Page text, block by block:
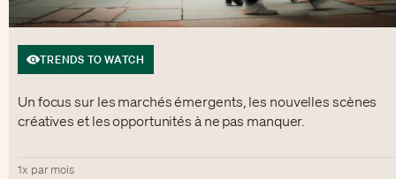
TRENDS TO WATCH
Un focus sur les marchés émergents, les nouvelles scènes
créatives et les opportunités à ne pas manquer.
1x par mois